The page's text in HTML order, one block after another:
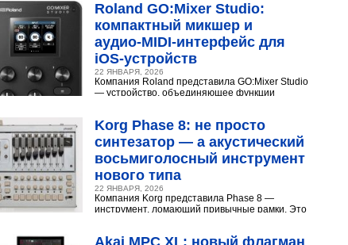
Roland GO:Mixer Studio:
компактный микшер и
аудио‑MIDI‑интерфейс для
iOS‑устройств
22 ЯНВАРЯ, 2026
Компания Roland представила GO:Mixer Studio
— устройство, объединяющее функции
Korg Phase 8: не просто
синтезатор — а акустический
восьмиголосный инструмент
нового типа
22 ЯНВАРЯ, 2026
Компания Korg представила Phase 8 —
инструмент, ломающий привычные рамки. Это
Akai MPC XL: новый флагман